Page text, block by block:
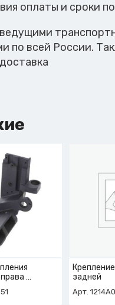
оплаты и сроки
по всей России.
задней
Арт.